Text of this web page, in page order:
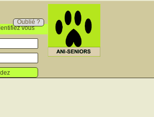
vous
Oublié ?